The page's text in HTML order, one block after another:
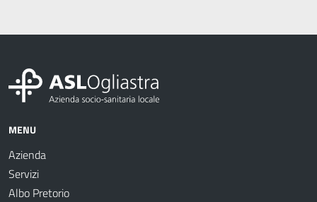
MENU
Azienda
Servizi
Albo Pretorio